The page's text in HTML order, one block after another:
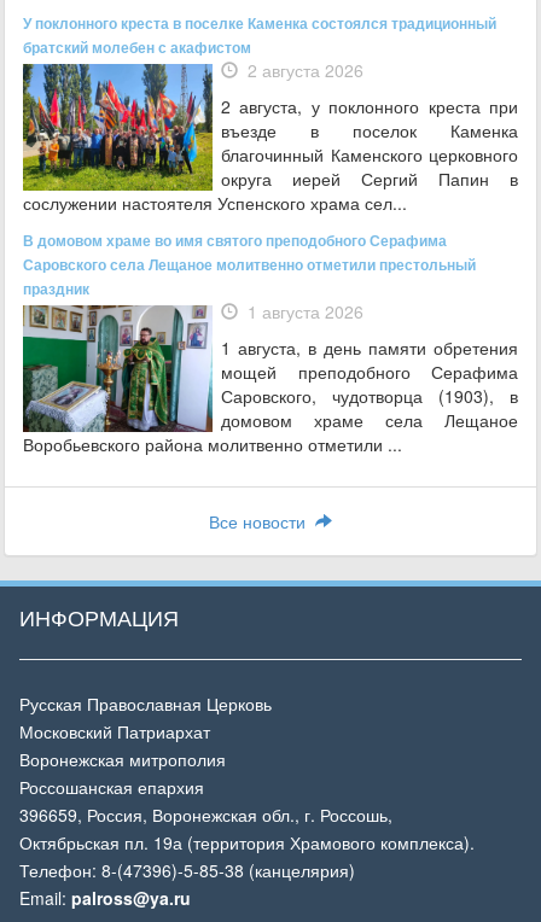
У поклонного креста в поселке Каменка состоялся традиционный
братский молебен с акафистом
2 августа 2026
2 августа, у поклонного креста при
въезде в поселок Каменка
благочинный Каменского церковного
округа иерей Сергий Папин в
сослужении настоятеля Успенского храма сел...
В домовом храме во имя святого преподобного Серафима
Саровского села Лещаное молитвенно отметили престольный
праздник
1 августа 2026
1 августа, в день памяти обретения
мощей преподобного Серафима
Саровского, чудотворца (1903), в
домовом храме села Лещаное
Воробьевского района молитвенно отметили ...
Все новости
ИНФОРМАЦИЯ
Русская Православная Церковь
Московский Патриархат
Воронежская митрополия
Россошанская епархия
396659, Россия, Воронежская обл., г. Россошь,
Октябрьская пл. 19а (территория Храмового комплекса).
Телефон: 8-(47396)-5-85-38 (канцелярия)
Email: palross@ya.ru